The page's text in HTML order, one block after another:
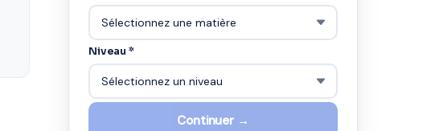
Niveau *
Continuer →